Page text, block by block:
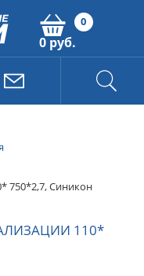
0
0 руб.
750*2,7, Синикон
110*